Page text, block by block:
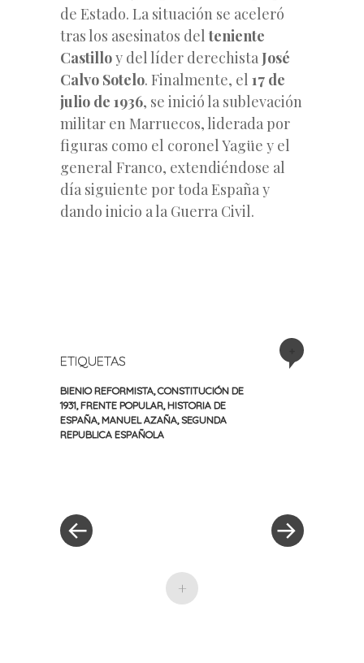
de Estado. La situación se aceleró
tras los asesinatos delteniente
Castilloy del líder derechista José
Calvo Sotelo. Finalmente, el 17 de
julio de 1936, se inició la sublevación
militar en Marruecos, liderada por
figuras como el coronel Yagüe y el
general Franco, extendiéndose al
día siguiente por toda España y
dando inicio a la Guerra Civil.
ETIQUETAS
BIENIO REFORMISTA ,CONSTITUCIÓN DE
1931 FRENTE POPULAR HISTORIA DE
ESPAÑA MANUEL AZAÑA SEGUNDA
REPUBLICA ESPAÑOLA
entradas
+